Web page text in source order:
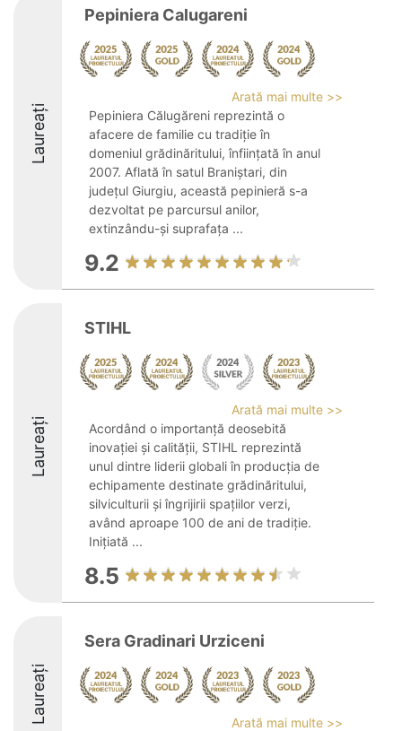
Laureați
Pepiniera Calugareni
Arată mai multe >>
Pepiniera Călugăreni reprezintă o
afacere de familie cu tradiție în
domeniul grădinăritului, înființată în anul
2007. Aflată în satul Braniștari, din
județul Giurgiu, această pepinieră s-a
dezvoltat pe parcursul anilor,
extinzându-și suprafața ...
9.2
Laureați
STIHL
Arată mai multe >>
Acordând o importanță deosebită
inovației și calității, STIHL reprezintă
unul dintre liderii globali în producția de
echipamente destinate grădinăritului,
silviculturii și îngrijirii spațiilor verzi,
având aproape 100 de ani de tradiție.
Inițiată ...
8.5
Laureați
Sera Gradinari Urziceni
Arată mai multe >>